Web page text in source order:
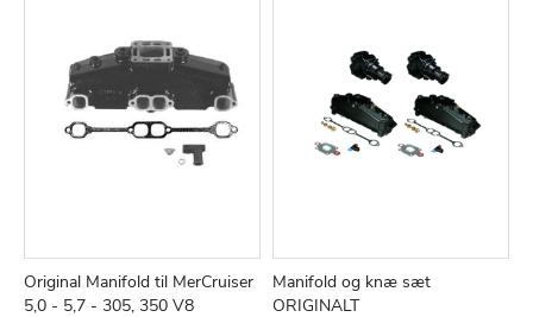
Læg i kurv
TILFØJSAMMENLIGN
Original Manifold til MerCruiser
5,0 - 5,7 - 305, 350 V8
Læg i kurv
Manifold og knæ sæt
ORIGINALT